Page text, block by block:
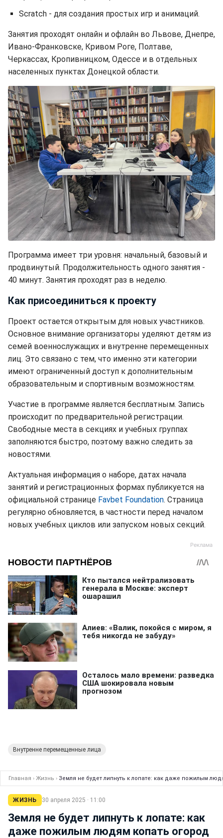
Scratch - для создания простых игр и анимаций.
Занятия проходят онлайн и офлайн во Львове, Днепре,
Ивано-Франковске, Кривом Роге, Полтаве,
Черкассах, Кропивницком, Одессе и в отдельных
населенных пунктах Донецкой области.
Программа имеет три уровня: начальный, базовый и
продвинутый. Продолжительность одного занятия -
40 минут. Занятия проходят раз в неделю.
Как присоединиться к проекту
Проект остается открытым для новых участников.
Основное внимание организаторы уделяют детям из
семей военнослужащих и внутренне перемещенных
лиц. Это связано с тем, что именно эти категории
имеют ограниченный доступ к дополнительным
образовательным и спортивным возможностям.
Участие в программе является бесплатным. Запись
происходит по предварительной регистрации.
Свободные места в секциях и учебных группах
заполняются быстро, поэтому важно следить за
новостями.
Актуальная информация о наборе, датах начала
занятий и регистрационных формах публикуется на
официальной странице Favbet Foundation. Страница
регулярно обновляется, в частности перед началом
новых учебных циклов или запуском новых секций.
Внутренне перемещенные лица
Главная › Жизнь › Земля не будет липнуть к лопате: как даже пожилым
ЖИЗНЬ 30 апреля 2025 · 11:00
Земля не будет липнуть к лопате: как
даже пожилым людям копать огород